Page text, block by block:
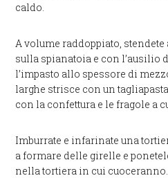
caldo.
A volume raddoppiato,
sulla spianatoia e con l’ausilio
l’impasto allo spessore di
larghe strisce con un
con la confettura e le fragole a
Imburrate e infarinate una
a formare delle girelle e
nella tortiera in cui